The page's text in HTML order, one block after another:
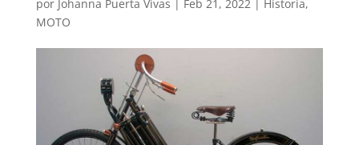
por Johanna Puerta Vivas | Feb 21, 2022| Historia,
MOTO